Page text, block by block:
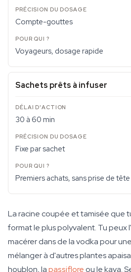
Compte-gouttes
Voyageurs, dosage rapide
Sachets prêts à infuser
30 à 60 min
Fixe par sachet
Premiers achats, sans prise de tête
La racine coupée et tamisée que
format le plus polyvalent. Tu peux
macérer dans de la vodka pour
mélanger à d'autres plantes
houblon, lapassiflore ou le kava.